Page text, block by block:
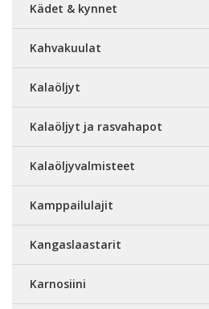
Kädet & kynnet
Kahvakuulat
Kalaöljyt
Kalaöljyt ja rasvahapot
Kalaöljyvalmisteet
Kamppailulajit
Kangaslaastarit
Karnosiini